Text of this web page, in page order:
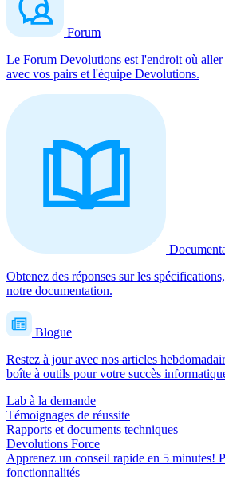
Forum
Le Forum Devolutions est l'endroit où
avec vos pairs et l'équipe Devolutions.
Obtenez des réponses sur les
notre documentation.
Blogue
Restez à jour avec nos articles
boîte à outils pour votre succès
Lab à la demande
Témoignages de réussite
Rapports et documents techniques
Devolutions Force
Apprenez un conseil rapide en 5 minutes!
fonctionnalités